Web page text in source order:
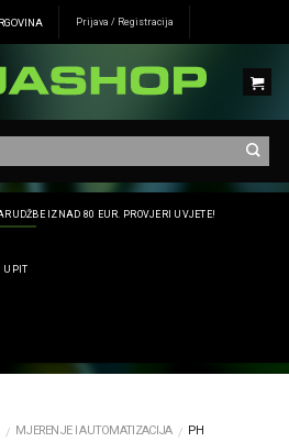
Prijava / Registracija
IZNAD 80 EUR. PROVJERI UVJETE!
UPIT
/ MJERENJE I AUTOMATIZACIJA / PH